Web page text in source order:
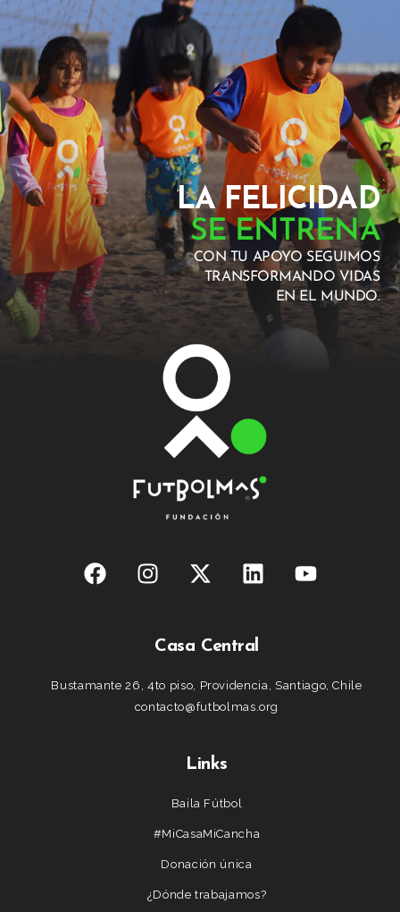
LA FELICIDAD
SE ENTRENA
CON TU APOYO SEGUIMOS
TRANSFORMANDO VIDAS
EN EL MUNDO.
Casa Central
Bustamante 26, 4to piso, Providencia, Santiago, Chile
contacto@futbolmas.org
Links
Baila Fútbol
#MiCasaMiCancha
Donación única
¿Dónde trabajamos?